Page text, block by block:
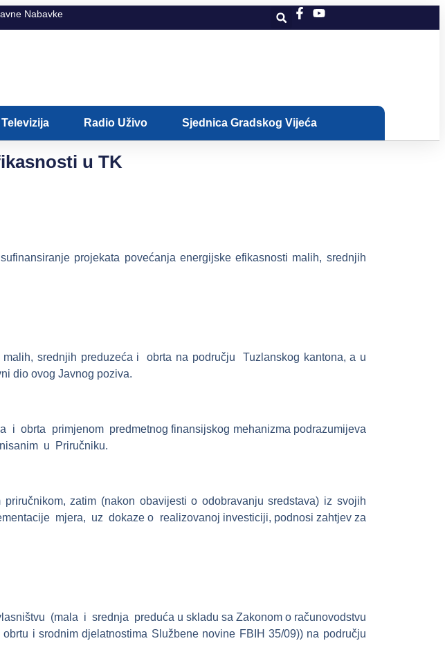
Nabavke
Televizija Radio Uživo Sjednica Gradskog Vijeća
u TK
projekata povećanja energijske efikasnosti malih, srednjih
srednjih preduzeća i obrta na području Tuzlanskog kantona, a u
dio ovog Javnog poziva.
obrta primjenom predmetnog finansijskog mehanizma podrazumijeva
u Priručniku.
zatim (nakon obavijesti o odobravanju sredstava) iz svojih
mjera, uz dokaze o realizovanoj investiciji, podnosi zahtjev za
(mala i srednja preduća u skladu sa Zakonom o računovodstvu
i srodnim djelatnostima Službene novine FBIH 35/09)) na području